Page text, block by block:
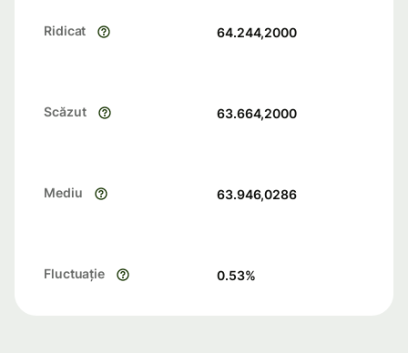
Ridicat 64.244,2000
Scăzut 63.664,2000
Mediu 63.946,0286
Fluctuație 0.53%